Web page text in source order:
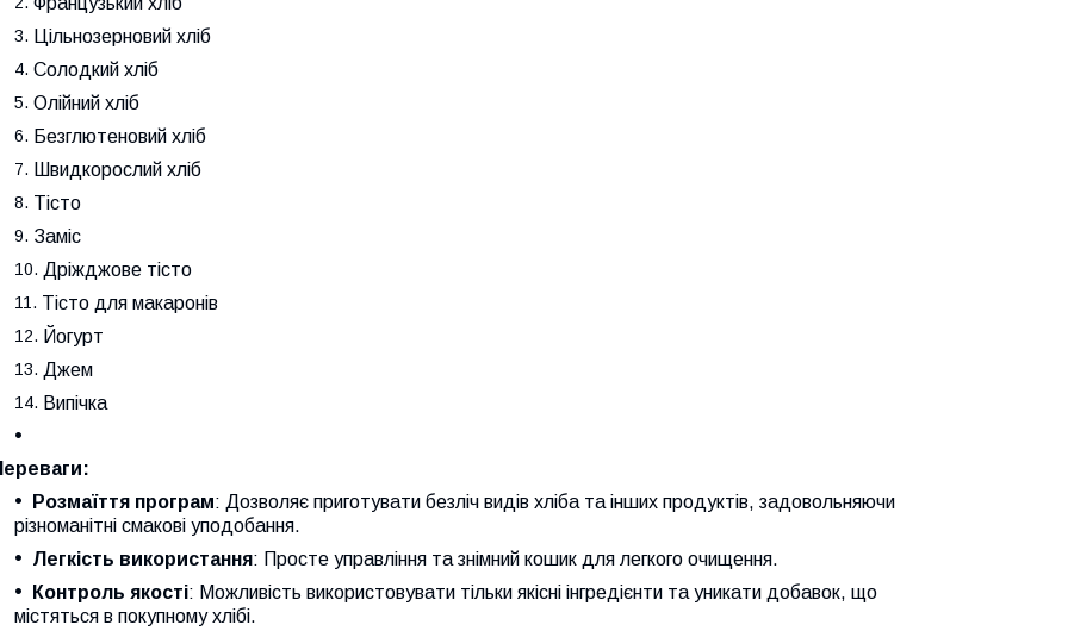
Цільнозерновий хліб
Солодкий хліб
Олійний хліб
Безглютеновий хліб
Швидкорослий хліб
Тісто
Заміс
Дріжджове тісто
Тісто для макаронів
Йогурт
Джем
Випічка
Розмаїття програм: Дозволяє приготувати безліч видів хліба та інших продуктів, задовольняючи
різноманітні смакові уподобання.
Легкість використання: Просте управління та знімний кошик для легкого очищення.
Контроль якості: Можливість використовувати тільки якісні інгредієнти та уникати добавок, що
містяться в покупному хлібі.